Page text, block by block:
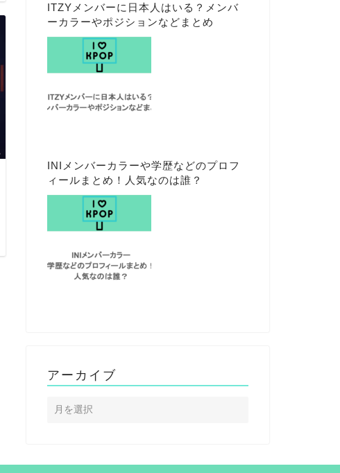
ITZYメンバーに日本人はいる？メンバ
ーカラーやポジションなどまとめ
INIメンバーカラーや学歴などのプロフ
ィールまとめ！人気なのは誰？
アーカイブ